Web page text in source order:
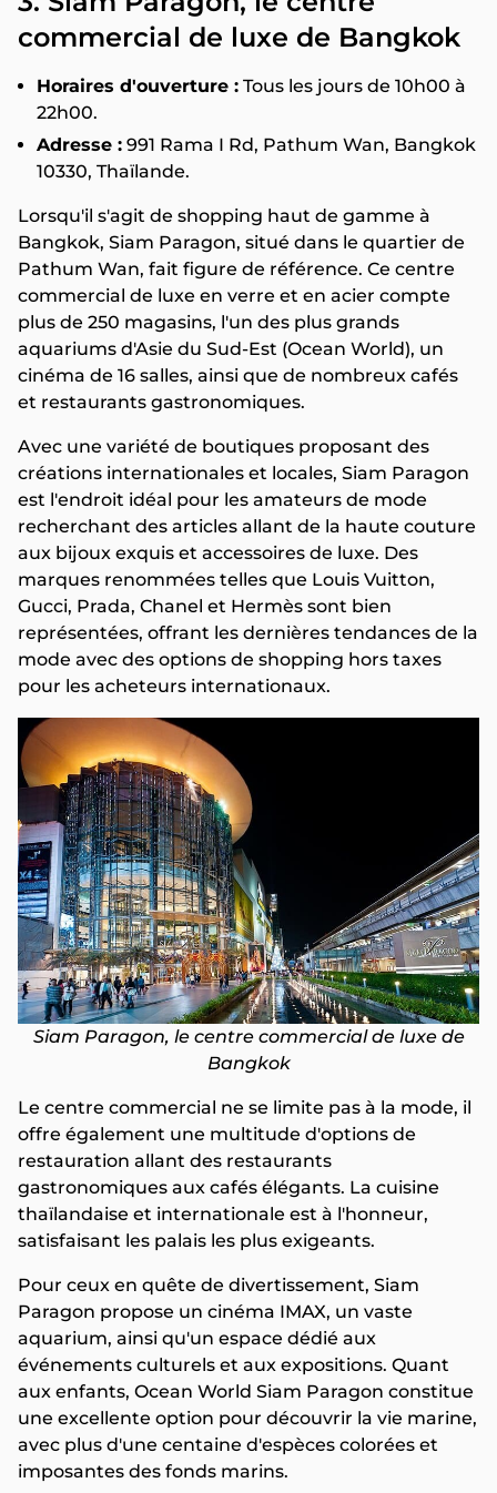
commercial de luxe de Bangkok
Horaires d'ouverture : Tous les jours de 10h00 à
22h00.
Adresse : 991 Rama I Rd, Pathum Wan, Bangkok
10330, Thaïlande.
Lorsqu'il s'agit de shopping haut de gamme à
Bangkok, Siam Paragon, situé dans le quartier de
Pathum Wan, fait figure de référence. Ce centre
commercial de luxe en verre et en acier compte
plus de 250 magasins, l'un des plus grands
aquariums d'Asie du Sud-Est (Ocean World), un
cinéma de 16 salles, ainsi que de nombreux cafés
et restaurants gastronomiques.
Avec une variété de boutiques proposant des
créations internationales et locales, Siam Paragon
est l'endroit idéal pour les amateurs de mode
recherchant des articles allant de la haute couture
aux bijoux exquis et accessoires de luxe. Des
marques renommées telles que Louis Vuitton,
Gucci, Prada, Chanel et Hermès sont bien
représentées, offrant les dernières tendances de la
mode avec des options de shopping hors taxes
pour les acheteurs internationaux.
Siam Paragon, le centre commercial de luxe de
Bangkok
Le centre commercial ne se limite pas à la mode, il
offre également une multitude d'options de
restauration allant des restaurants
gastronomiques aux cafés élégants. La cuisine
thaïlandaise et internationale est à l'honneur,
satisfaisant les palais les plus exigeants.
Pour ceux en quête de divertissement, Siam
Paragon propose un cinéma IMAX, un vaste
aquarium, ainsi qu'un espace dédié aux
événements culturels et aux expositions. Quant
aux enfants, Ocean World Siam Paragon constitue
une excellente option pour découvrir la vie marine,
avec plus d'une centaine d'espèces colorées et
imposantes des fonds marins.